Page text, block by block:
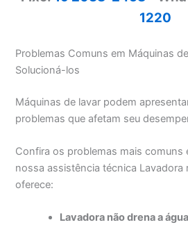
1220
Problemas Comuns em Máquinas
Solucioná-los
Máquinas de lavar podem
problemas que afetam seu
Confira os problemas mais comuns
nossa assistência técnica Lavadora
oferece:
Lavadora não drena a